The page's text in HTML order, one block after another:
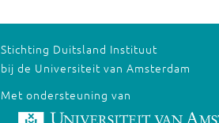
Stichting Duitsland Instituut
bij de Universiteit van Amsterdam
Met ondersteuning van